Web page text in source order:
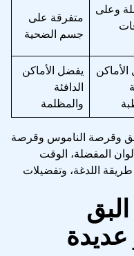
وعلى
متفرقة على
جسم الضحية
يفضل الأماكن
الدافئة
والمظلمة
وقرصة الناموس وقرصة
المفضلة، الوقت
اللدغة، وتفضيلات